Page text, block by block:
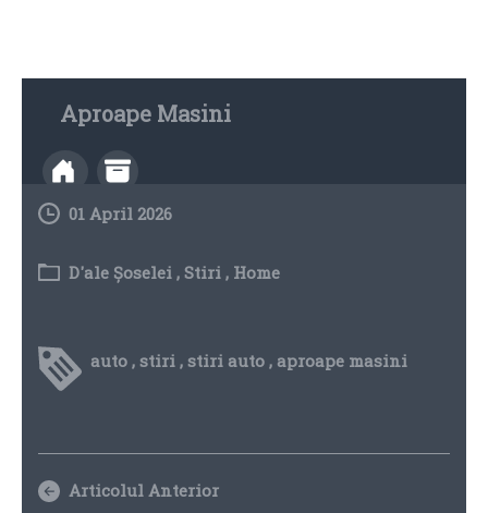
Aproape Masini
01 April 2026
D'ale Șoselei , Stiri , Home
auto , stiri , stiri auto , aproape masini
Articolul Anterior